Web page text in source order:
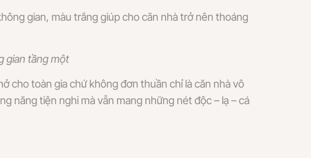
gian, màu trắng giúp cho căn nhà trở nên thoáng
gian tầng một
cho toàn gia chứ không đơn thuần chỉ là căn nhà vô
năng tiện nghi mà vẫn mang những nét độc – lạ – cá